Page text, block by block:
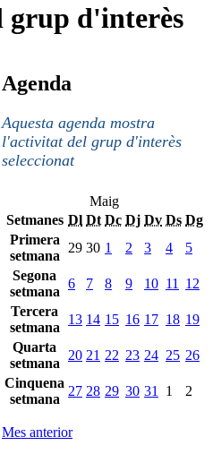
grup d'interès
Agenda
Aquesta agenda mostra
l'activitat del grup d'interès
seleccionat
Maig
Setmanes Dl Dt Dc Dj Dv Ds Dg
Primera
setmana
29 30 1 2 3 4
5
Segona
setmana
6 7 8 9 10 11
12
Tercera
setmana
13 14 15 16 17 18 19
Quarta
setmana
20 21 22 23 24 25 26
Cinquena
setmana
27 28 29 30 31 1 2
Mes anterior